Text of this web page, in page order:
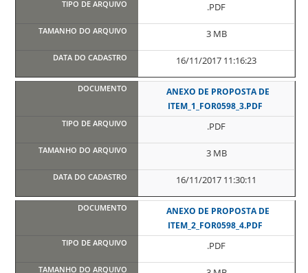
.PDF
3 MB
16/11/2017 11:16:23
ANEXO DE PROPOSTA DE
ITEM_1_FOR0598_3.PDF
.PDF
3 MB
16/11/2017 11:30:11
ANEXO DE PROPOSTA DE
ITEM_2_FOR0598_4.PDF
.PDF